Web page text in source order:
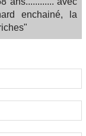
enchainé, la